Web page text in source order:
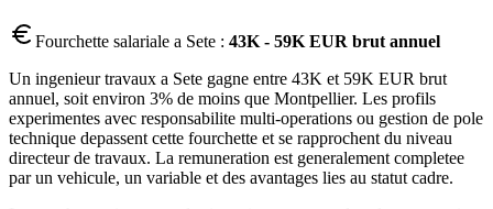
Fourchette salariale a Sete : 43K - 59K EUR brut annuel
Un ingenieur travaux a Sete gagne entre 43K et 59K EUR brut
annuel, soit environ 3% de moins que Montpellier. Les profils
experimentes avec responsabilite multi-operations ou gestion de pole
technique depassent cette fourchette et se rapprochent du niveau
directeur de travaux. La remuneration est generalement completee
par un vehicule, un variable et des avantages lies au statut cadre.